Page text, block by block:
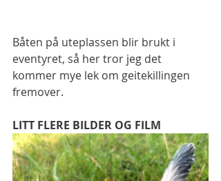
Båten på uteplassen blir brukt i
eventyret, så her tror jeg det
kommer mye lek om geitekillingen
fremover.
LITT FLERE BILDER OG FILM